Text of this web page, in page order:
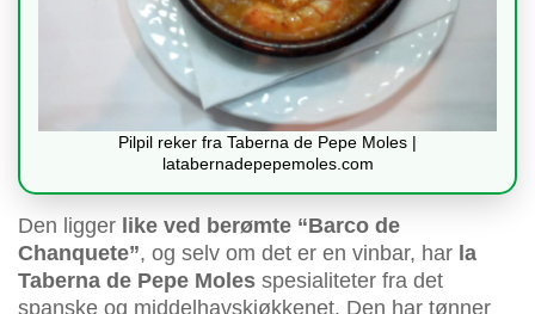
Pilpil reker fra Taberna de Pepe Moles |
latabernadepepemoles.com
Den ligger like ved berømte “Barco de
Chanquete”, og selv om det er en vinbar, har la
Taberna de Pepe Moles spesialiteter fra det
spanske og middelhavskjøkkenet. Den har tønner